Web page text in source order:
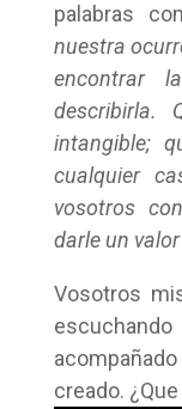
palabras
nuestra
encontrar
describirla.
intangible;
cualquier
vosotros
darle un
Vosotros
creado.